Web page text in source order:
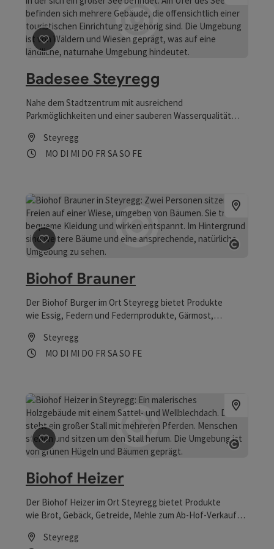
Beitrag merken: Badesee Steyregg
Badesee Steyregg
Nahe dem Stadtzentrum mit ausreichend
Parkmöglichkeiten und einer sauberen Wasserqualität
Badesee im Winter auch für den Eisstocksport und die
Eisläufer zur Verfügung.
Steyregg
Öffnungszeiten
MO Montag geöffnet
DI Dienstag geöffnet
MI Mittwoch geöffnet
DO Donnerstag geöffnet
FR Freitag geöffnet
SASamstag geöffnet
SO Sonntag geöffnet
FEFeiertag geöffnet
Beitrag merken
Biohof Brauner
Der Biohof Burger im Ort Steyregg bietet Produkte
wie Essig, Federn und Federnprodukte, Gärmost,
Lagerkartoffeln, Rindfleisch, Schweinefleisch, Teigwaren
zum Ab-Hof-Verkauf an.
Steyregg
Öffnungszeiten
MO Montag geöffnet
DI Dienstag geöffnet
MI Mittwoch geöffnet
DO Donnerstag geöffnet
FR Freitag geöffnet
SASamstag geöffnet
SO Sonntag geöffnet
FEFeiertag geöffnet
Beitrag merken: Biohof Heizer
Biohof Heizer
Der Biohof Heizer im Ort Steyregg bietet Produkte
wie Brot, Gebäck, Getreide, Mehle zum Ab-Hof-Verkauf
Steyregg